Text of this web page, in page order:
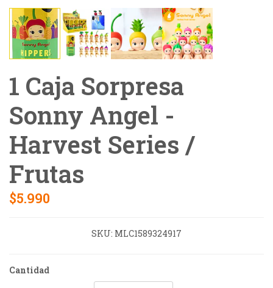
1 Caja Sorpresa
Sonny Angel -
Harvest Series /
Frutas
$5.990
SKU: MLC1589324917
Cantidad